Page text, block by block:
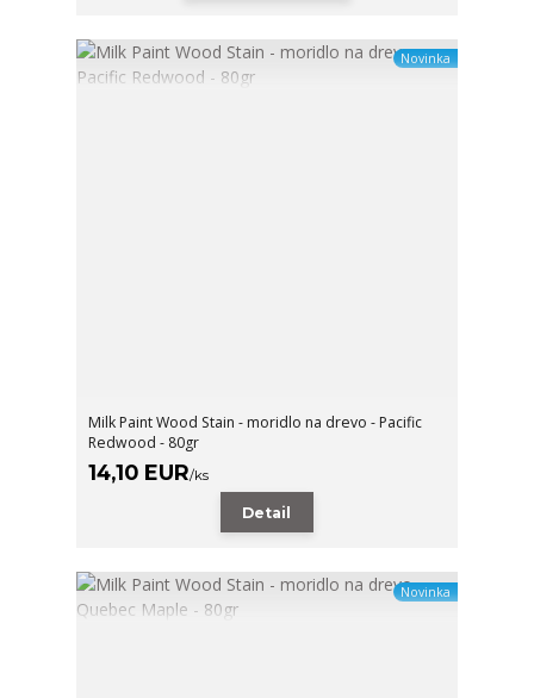
Novinka
Milk Paint Wood Stain - moridlo na drevo - Pacific
Redwood - 80gr
14,10 EUR/ks
Detail
Novinka